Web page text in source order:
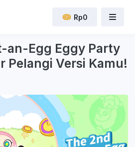
Rp0
an-Egg Eggy Party
Pelangi Versi Kamu!